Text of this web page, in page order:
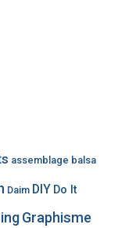
assemblage balsa
Daim DIY Do It
Graphisme